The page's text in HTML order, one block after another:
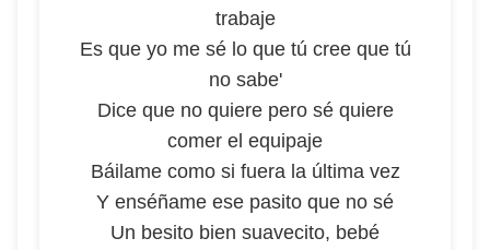
trabaje
Es que yo me sé lo que tú cree que tú
no sabe'
Dice que no quiere pero sé quiere
comer el equipaje
Báilame como si fuera la última vez
Y enséñame ese pasito que no sé
Un besito bien suavecito, bebé